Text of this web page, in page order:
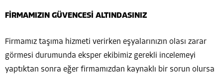
FİRMAMIZIN GÜVENCESİ ALTINDASINIZ
Firmamız taşıma hizmeti verirken eşyalarınızın olası zarar
görmesi durumunda eksper ekibimiz gerekli incelemeyi
yaptıktan sonra eğer firmamızdan kaynaklı bir sorun olursa